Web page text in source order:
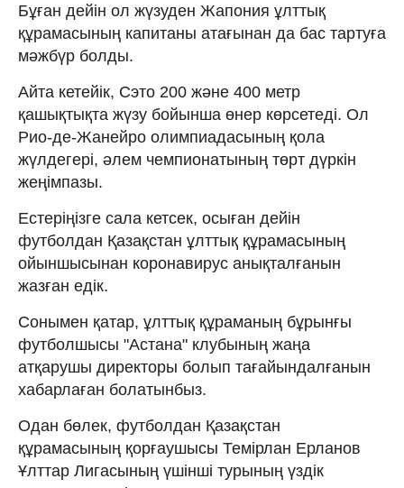
Бұған дейін ол жүзуден Жапония ұлттық
құрамасының капитаны атағынан да бас тартуға
мәжбүр болды.
Айта кетейік, Сэто 200 және 400 метр
қашықтықта жүзу бойынша өнер көрсетеді. Ол
Рио-де-Жанейро олимпиадасының қола
жүлдегері, әлем чемпионатының төрт дүркін
жеңімпазы.
Естеріңізге сала кетсек, осыған дейін
футболдан Қазақстан ұлттық құрамасының
ойыншысынан коронавирус анықталғанын
жазған едік.
Сонымен қатар, ұлттық құраманың бұрынғы
футболшысы "Астана" клубының жаңа
атқарушы директоры болып тағайындалғанын
хабарлаған болатынбыз.
Одан бөлек, футболдан Қазақстан
құрамасының қорғаушысы Темірлан Ерланов
Ұлттар Лигасының үшінші турының үздік